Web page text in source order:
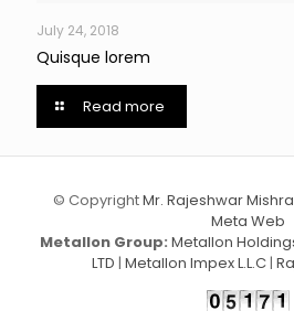
July 24, 2018
Quisque lorem
Read more
© CopyrightMr. Rajeshwar Mishra
Meta Web
Metallon Group: Metallon
LTD | Metallon Impex L.L.C |